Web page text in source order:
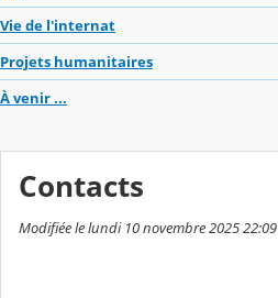
Vie de l'internat
Projets humanitaires
À venir ...
Contacts
Modifiée le lundi 10 novembre 2025 22:09